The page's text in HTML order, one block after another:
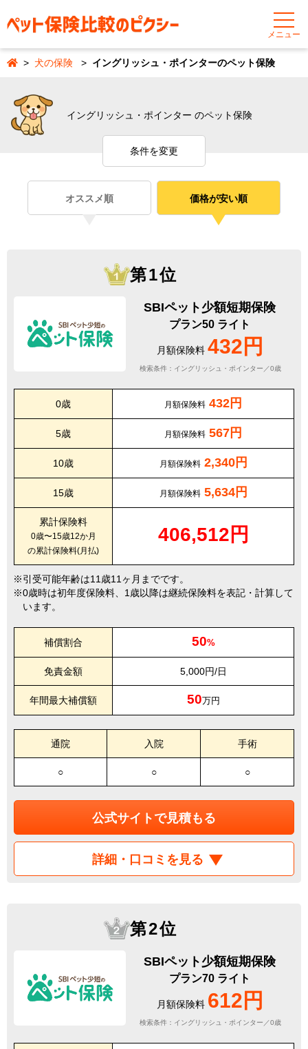
メニュー
犬の保険 イングリッシュ・ポインターのペット保険
イングリッシュ・ポインター のペット保険
条件を変更
オススメ順 価格が安い順
第1位
SBIペット少額短期保険
プラン50 ライト
月額保険料 432円
検索条件：イングリッシュ・ポインター／0歳
0歳 月額保険料 432円
5歳 月額保険料 567円
10歳 月額保険料 2,340円
15歳 月額保険料 5,634円
累計保険料
0歳〜15歳12か月
の累計保険料(月払)
406,512円
引受可能年齢は11歳11ヶ月までです。
0歳時は初年度保険料、1歳以降は継続保険料を表記・計算して
います。
補償割合 50%
免責金額 5,000円/日
年間最大補償額 50万円
通院 入院 手術
○ ○ ○
公式サイトで見積もる
詳細・口コミを見る
第2位
SBIペット少額短期保険
プラン70 ライト
月額保険料 612円
検索条件：イングリッシュ・ポインター／0歳